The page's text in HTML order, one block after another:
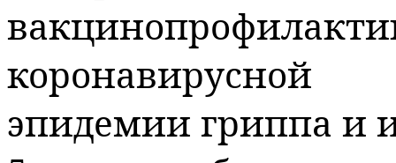
эпидемии гриппа и